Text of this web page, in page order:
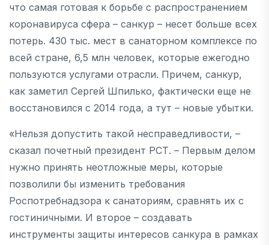
что самая готовая к борьбе с распространением
коронавируса сфера – санкур – несет больше всех
потерь. 430 тыс. мест в санаторном комплексе по
всей стране, 6,5 млн человек, которые ежегодно
пользуются услугами отрасли. Причем, санкур,
как заметил Сергей Шпилько, фактически еще не
восстановился с 2014 года, а тут – новые убытки.
«Нельзя допустить такой несправедливости, –
сказал почетный президент РСТ. – Первым делом
нужно принять неотложные меры, которые
позволили бы изменить требования
Роспотребнадзора к санаториям, сравнять их с
гостиничными. И второе – создавать
инструменты защиты интересов санкура в рамках